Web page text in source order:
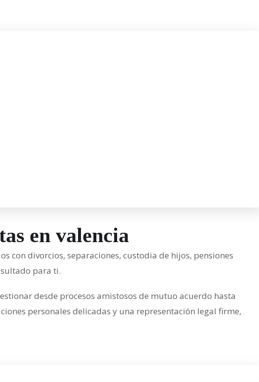
en valencia
con divorcios, separaciones, custodia de hijos, pensiones
para ti.
desde procesos amistosos de mutuo acuerdo hasta
personales delicadas y una representación legal firme,